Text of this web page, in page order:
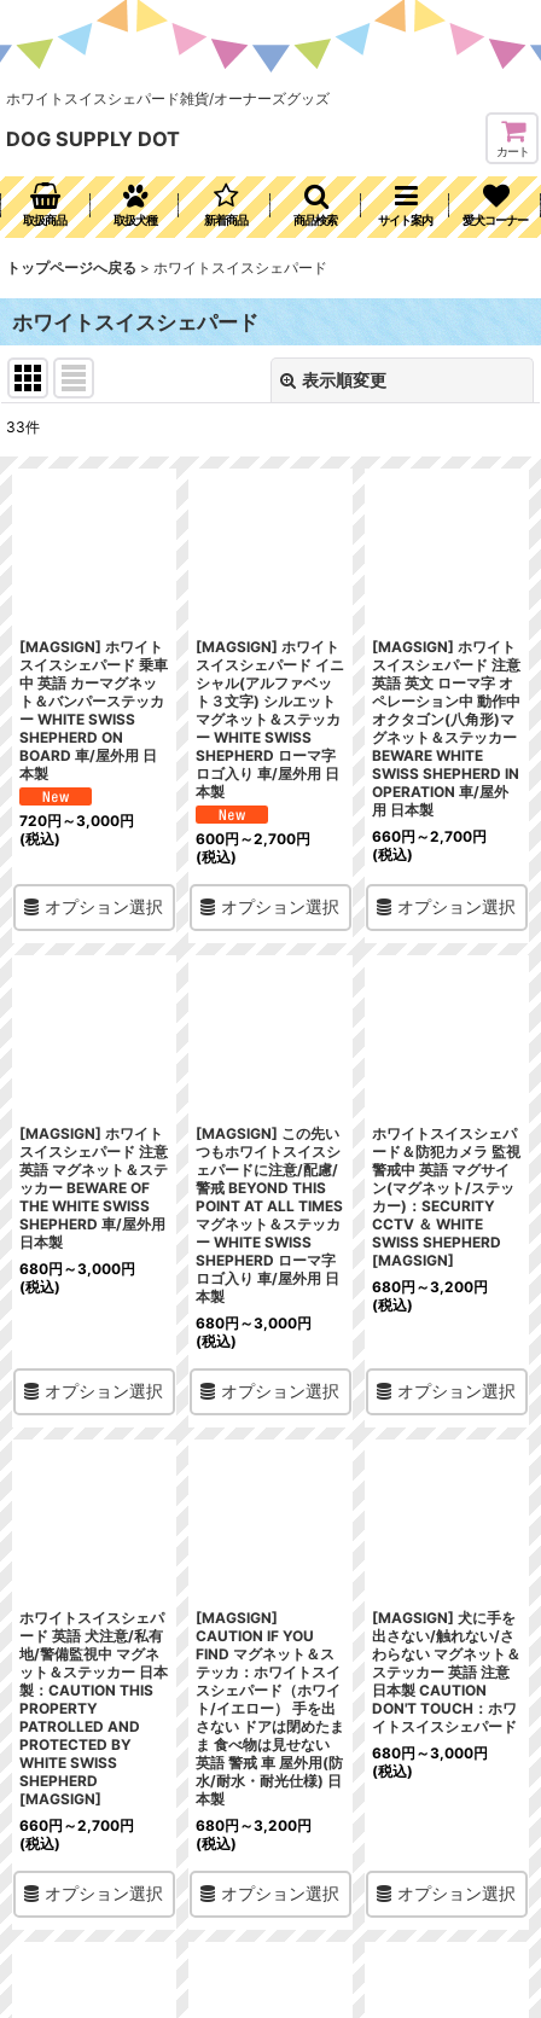
ホワイトスイスシェパード雑貨/オーナーズグッズ
DOG SUPPLY DOT
カート
取扱商品 取扱犬種 新着商品 商品検索 サイト案内 愛犬コーナー
トップページへ戻る > ホワイトスイスシェパード
ホワイトスイスシェパード
表示順変更
33件
[MAGSIGN] ホワイト
スイスシェパード 乗車
中 英語 カーマグネッ
ト＆バンパーステッカ
ー WHITE SWISS
SHEPHERD ON
BOARD 車/屋外用 日
本製
720円 ～3,000円
(税込)
オプション選択
[MAGSIGN] ホワイト
スイスシェパード イニ
シャル(アルファベッ
ト３文字) シルエット
マグネット＆ステッカ
ー WHITE SWISS
SHEPHERD ローマ字
ロゴ入り 車/屋外用 日
本製
600円 ～2,700円
(税込)
オプション選択
[MAGSIGN] ホワイト
スイスシェパード 注意
英語 英文 ローマ字 オ
ペレーション中 動作中
オクタゴン(八角形)マ
グネット＆ステッカー
BEWARE WHITE
SWISS SHEPHERD IN
OPERATION 車/屋外
用 日本製
660円 ～2,700円
(税込)
オプション選択
[MAGSIGN] ホワイト
スイスシェパード 注意
英語 マグネット＆ステ
ッカー BEWARE OF
THE WHITE SWISS
SHEPHERD 車/屋外用
日本製
680円 ～3,000円
(税込)
オプション選択
[MAGSIGN] この先い
つもホワイトスイスシ
ェパードに注意/配慮/
警戒 BEYOND THIS
POINT AT ALL TIMES
マグネット＆ステッカ
ー WHITE SWISS
SHEPHERD ローマ字
ロゴ入り 車/屋外用 日
本製
680円 ～3,000円
(税込)
オプション選択
ホワイトスイスシェパ
ード＆防犯カメラ 監視
警戒中 英語 マグサイ
ン(マグネット/ステッ
カー)：SECURITY
CCTV ＆ WHITE
SWISS SHEPHERD
[MAGSIGN]
680円 ～3,200円
(税込)
オプション選択
ホワイトスイスシェパ
ード 英語 犬注意/私有
地/警備監視中 マグネ
ット＆ステッカー 日本
製：CAUTION THIS
PROPERTY
PATROLLED AND
PROTECTED BY
WHITE SWISS
SHEPHERD
[MAGSIGN]
660円 ～2,700円
(税込)
オプション選択
[MAGSIGN]
CAUTION IF YOU
FIND マグネット＆ス
テッカ：ホワイトスイ
スシェパード（ホワイ
ト/イエロー） 手を出
さない ドアは閉めたま
ま 食べ物は見せない
英語 警戒 車 屋外用(防
水/耐水・耐光仕様) 日
本製
680円 ～3,200円
(税込)
オプション選択
[MAGSIGN] 犬に手を
出さない/触れない/さ
わらない マグネット＆
ステッカー 英語 注意
日本製 CAUTION
DON'T TOUCH：ホワ
イトスイスシェパード
680円 ～3,000円
(税込)
オプション選択